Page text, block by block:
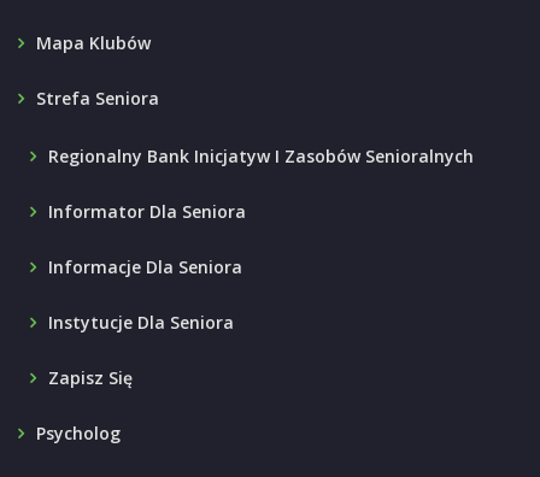
Mapa Klubów
Strefa Seniora
Regionalny Bank Inicjatyw I Zasobów Senioralnych
Informator Dla Seniora
Informacje Dla Seniora
Instytucje Dla Seniora
Zapisz Się
Psycholog